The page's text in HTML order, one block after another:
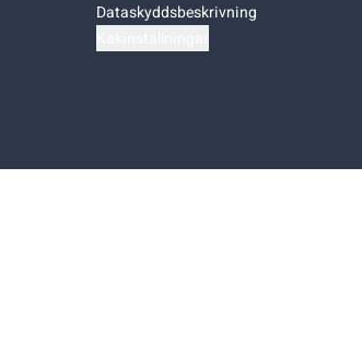
Dataskyddsbeskrivning